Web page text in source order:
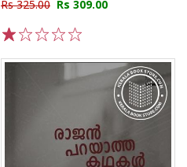
Rs 325.00 Rs 309.00